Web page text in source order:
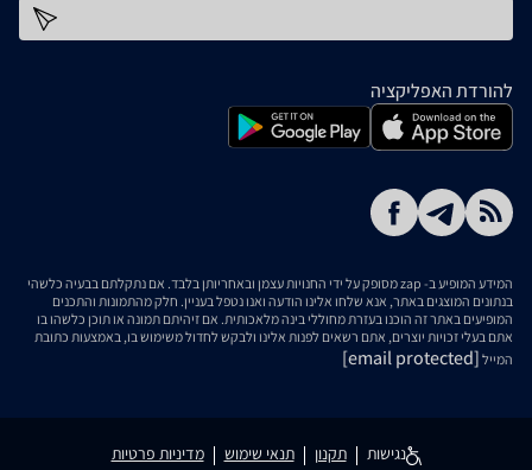
להורדת האפליקציה
המידע המופיע ב- zap מסופק על ידי החנויות עצמן ובאחריותן בלבד. אם נתקלתם בבעיה כלשהי
בנתונים המוצגים באתר, אנא שלחו אלינו הודעה ואנו נטפל בעניין. חלק מהתמונות והתכנים
המופיעים באתר זה הוכנו בעזרת מחוללי בינה מלאכותית. אם זיהיתם תמונה או תוכן כלשהו בו
אתם בעלי זכויות יוצרים, אתם רשאים לפנות אלינו ולבקש לחדול משימוש בו, באמצעות כתובת
המייל [email protected]
נגישות תקנון תנאי שימוש מדיניות פרטיות